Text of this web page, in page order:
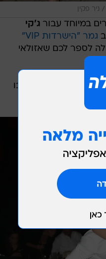
/ ניר פקין
במיוחד עבור ג'קי
גמר "הישרדות VIP"
לספר לכם שאזולאי
בשנה האחרונה והרבו
פומביים, החליטו